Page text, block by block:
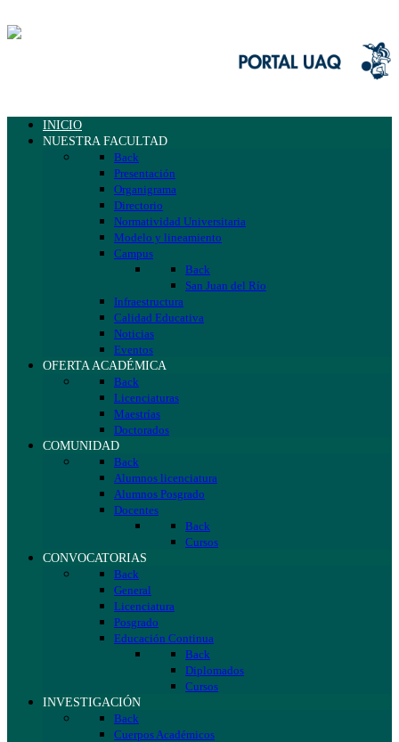
INICIO
NUESTRA FACULTAD
Back
Presentación
Organigrama
Directorio
Normatividad Universitaria
Modelo y lineamiento
Campus
Back
San Juan del Río
Infraestructura
Calidad Educativa
Noticias
Eventos
OFERTA ACADÉMICA
Back
Licenciaturas
Maestrías
Doctorados
COMUNIDAD
Back
Alumnos licenciatura
Alumnos Posgrado
Docentes
Back
Cursos
CONVOCATORIAS
Back
General
Licenciatura
Posgrado
Educación Continua
Back
Diplomados
Cursos
INVESTIGACIÓN
Back
Cuerpos Académicos